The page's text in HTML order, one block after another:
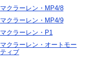
マクラーレン・MP4/8
マクラーレン・MP4/9
マクラーレン・P1
マクラーレン・オートモー
ティブ